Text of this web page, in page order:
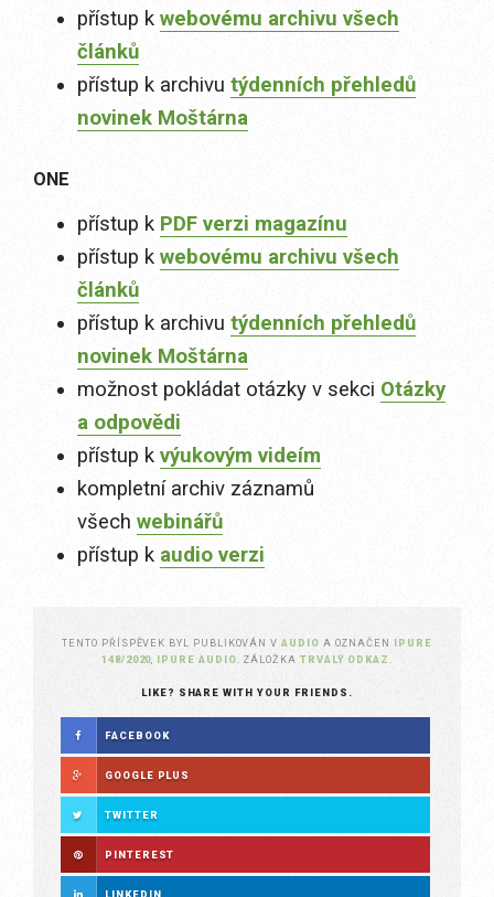
přístup k webovému archivu všech
článků
přístup k archivu týdenních přehledů
novinek Moštárna
ONE
přístup k PDF verzi magazínu
přístup k webovému archivu všech
článků
přístup k archivu týdenních přehledů
novinek Moštárna
možnost pokládat otázky v sekci Otázky
a odpovědi
přístup k výukovým videím
kompletní archiv záznamů
všech webinářů
přístup k audio verzi
TENTO PŘÍSPĚVEK BYL PUBLIKOVÁN VAUDIO A OZNAČEN IPURE
148/2020 IPURE AUDIO . ZÁLOŽKA TRVALÝ ODKAZ
LIKE? SHARE WITH YOUR FRIENDS.
FACEBOOK
GOOGLE PLUS
TWITTER
PINTEREST
LINKEDIN